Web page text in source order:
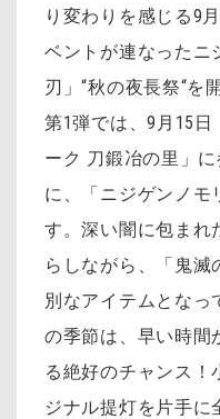
り変わりを感じる9
ベントが連なったニ
刃」“秋の夜長祭“を
第1弾では、9月15
ーク 刀鍛冶の里」
に、「ニジゲンノモ
す。深い闇に包まれ
らしながら、「鬼滅
別なアイテムとなっ
の季節は、早い時間
る絶好のチャンス！
ジナル提灯を片手に